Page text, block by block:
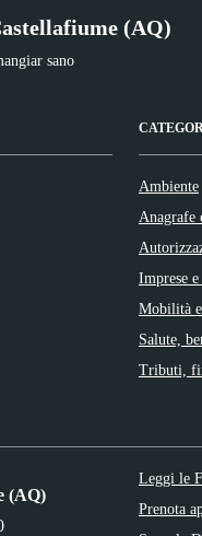
(AQ)
sano
Ambiente
Anagrafe
Imprese
Mobilità
Salute,
Tributi,
(AQ)
Leggi le
Prenota